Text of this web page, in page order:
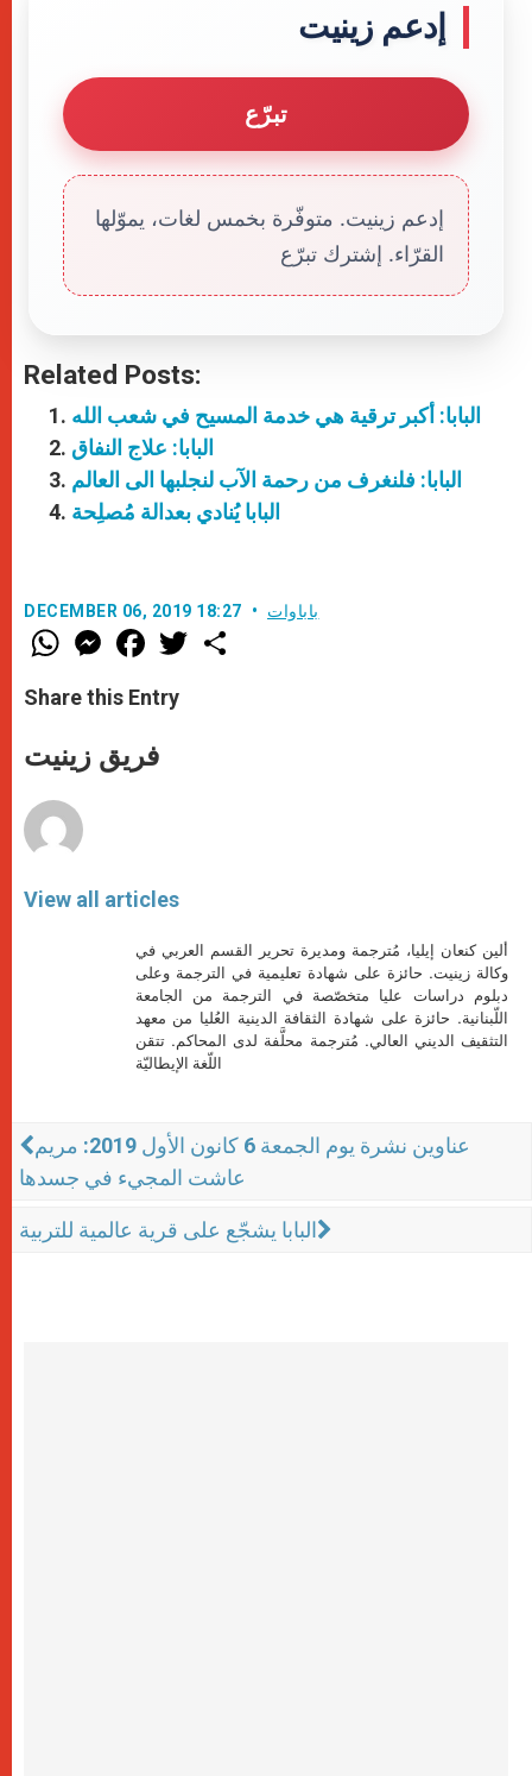
إدعم زينيت
تبرّع
إدعم زينيت. متوفّرة بخمس لغات، يموّلها
القرّاء. إشترك تبرّع
Related Posts:
البابا: أكبر ترقية هي خدمة المسيح في شعب الله
البابا: علاج النفاق
البابا: فلنغرف من رحمة الآب لنجلبها الى العالم
البابا يُنادي بعدالة مُصلِحة
DECEMBER 06, 2019 18:27 باباوات
W
h
t
s
p
p
M
e
s
e
g
e
F
a
e
b
o
k
w
Share this Entry
فريق زينيت
View all articles
ألين كنعان إيليا، مُترجمة ومديرة تحرير القسم العربي في
وكالة زينيت. حائزة على شهادة تعليمية في الترجمة وعلى
دبلوم دراسات عليا متخصّصة في الترجمة من الجامعة
اللّبنانية. حائزة على شهادة الثقافة الدينية العُليا من معهد
التثقيف الديني العالي. مُترجمة محلَّفة لدى المحاكم. تتقن
اللّغة الإيطاليّة
عناوين نشرة يوم الجمعة 6 كانون الأول 2019: مريم
عاشت المجيء في جسدها
البابا يشجّع على قرية عالمية للتربية